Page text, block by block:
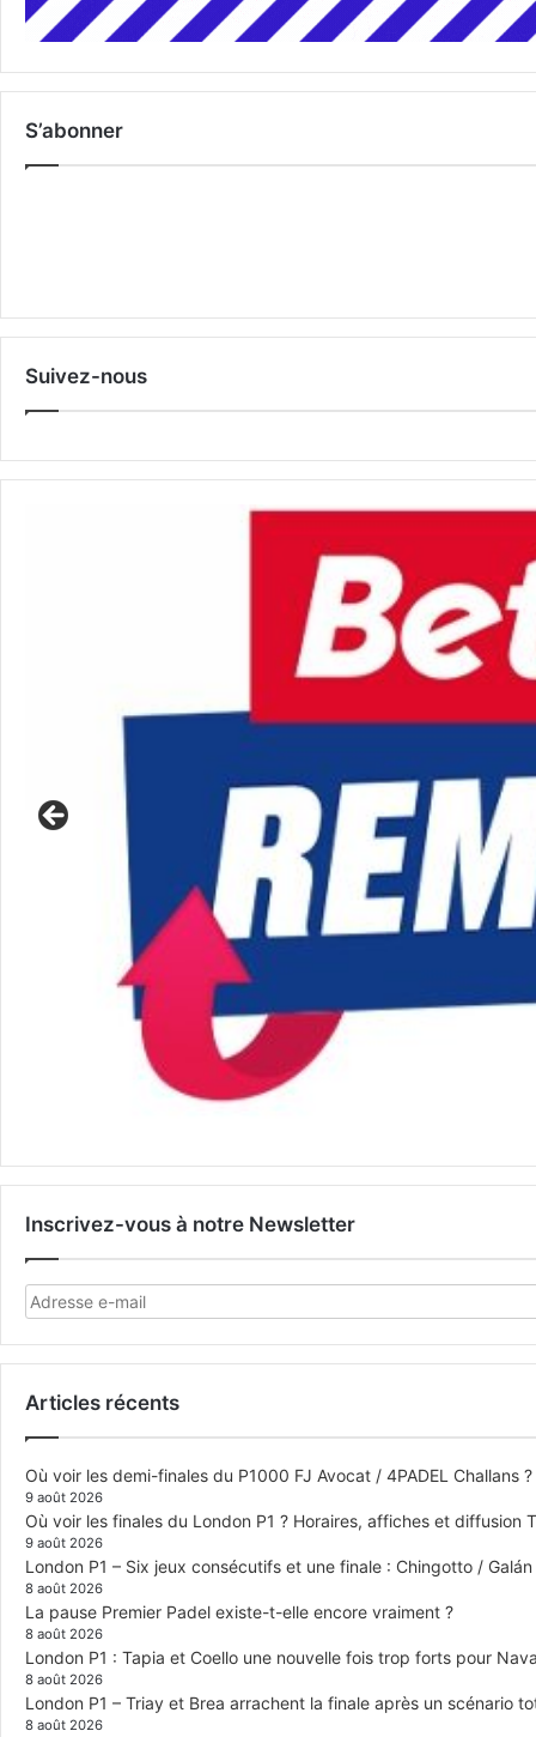
S’abonner
Suivez-nous
Inscrivez-vous à notre Newsletter
Articles récents
Où voir les demi-finales du P1000 FJ Avocat / 4PADEL Challans ?
9 août 2026
Où voir les finales du London P1 ? Horaires, affiches et diffusion
9 août 2026
London P1 – Six jeux consécutifs et une finale : Chingotto /
8 août 2026
La pause Premier Padel existe-t-elle encore vraiment ?
8 août 2026
London P1 : Tapia et Coello une nouvelle fois trop forts pour
8 août 2026
London P1 – Triay et Brea arrachent la finale après un scénario
8 août 2026